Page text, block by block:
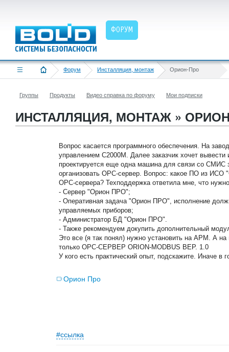
ФОРУМ
Форум Инсталляция, монтаж Орион-Про
Группы Продукты Видео справка по форуму Мои подписки
ИНСТАЛЛЯЦИЯ, МОНТАЖ »
Вопрос касается программного обеспечения. На
управлением С2000М. Далее заказчик хочет
проектируется еще одна машина для связи со СМИС
организовать ОРС-сервер. Вопрос: какое ПО из
ОРС-сервера? Техподдержка ответила мне, что
- Сервер "Орион ПРО";
- Оперативная задача "Орион ПРО", исполнение
управляемых приборов;
- Администратор БД "Орион ПРО".
- Также рекомендуем докупить дополнительный
Это все (я так понял) нужно установить на АРМ. А
только OPC-СЕРВЕР ORION-MODBUS ВЕР. 1.0
У кого есть практический опыт, подскажите. Иначе в
Орион Про
#ссылка